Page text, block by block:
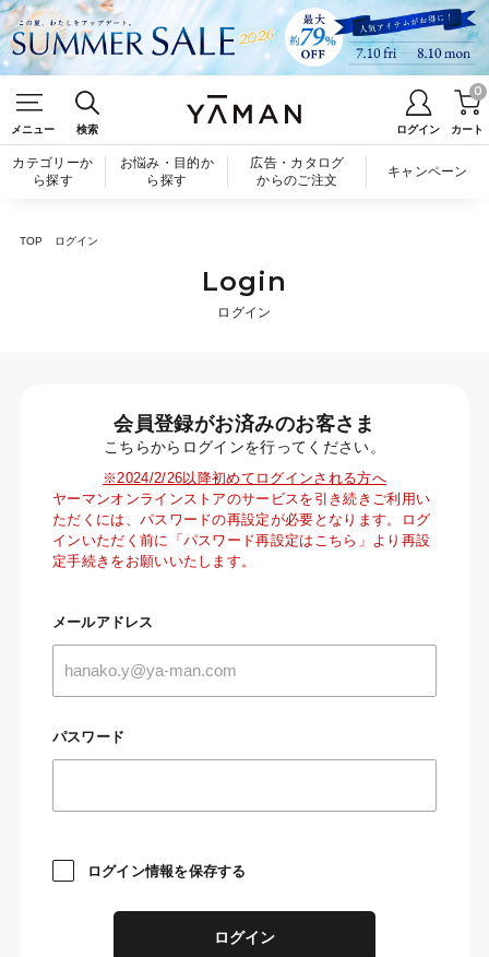
メニュー 検索 ログイン カート
0
カテゴリーか
ら探す
お悩み・目的か
ら探す
広告・カタログ
からのご注文
キャンペーン
TOP ログイン
Login
ログイン
会員登録がお済みのお客さま
こちらからログインを行ってください。
※2024/2/26以降初めてログインされる方へ
ヤーマンオンラインストアのサービスを引き続きご利用い
ただくには、パスワードの再設定が必要となります。ログ
インいただく前に「パスワード再設定はこちら」より再設
定手続きをお願いいたします。
メールアドレス
パスワード
ログイン情報を保存する
ログイン